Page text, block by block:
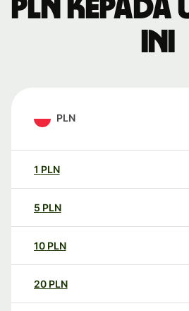
PLN kepada
ini
PLN
1 PLN
5 PLN
10 PLN
20 PLN